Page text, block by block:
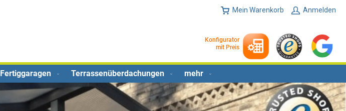
Anmelden
Mein Warenkorb
Konfigurator
mit Preis
Fertiggaragen Terrassenüberdachungen mehr